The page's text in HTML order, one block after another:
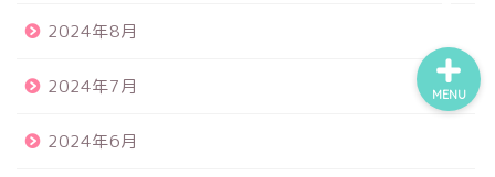
2024年8月
2024年7月
2024年6月
MENU